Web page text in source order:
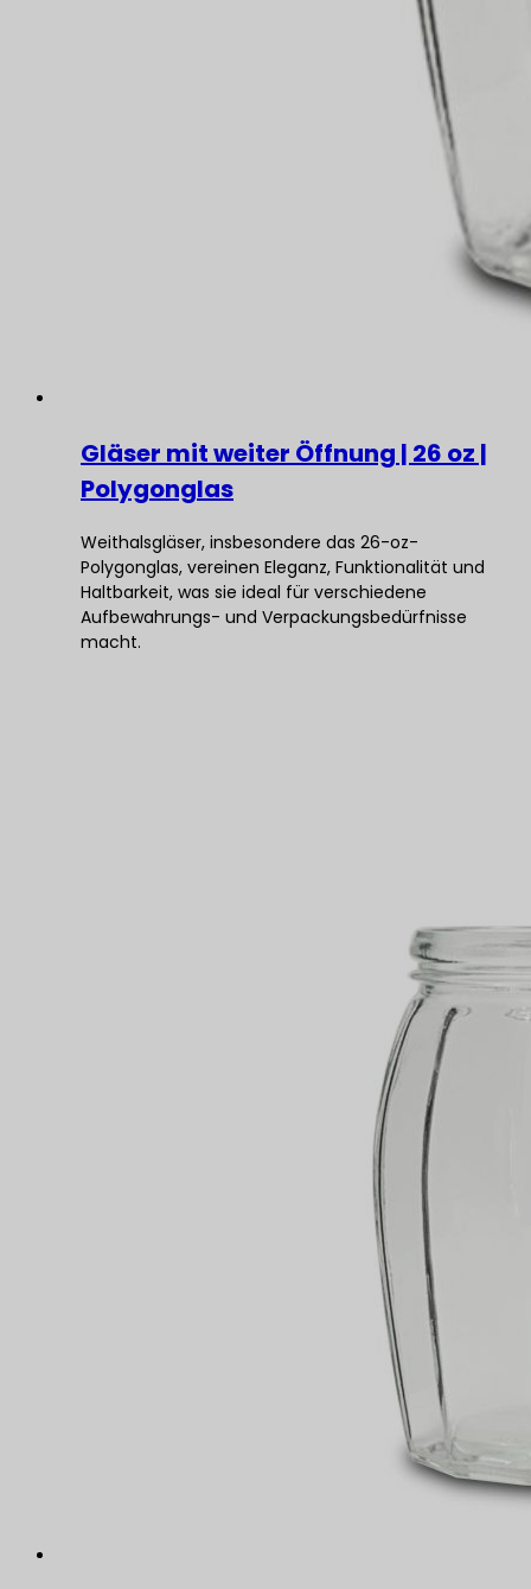
Gläser mit weiter Öffnung | 26 oz |
Polygonglas
Weithalsgläser, insbesondere das 26-oz-
Polygonglas, vereinen Eleganz, Funktionalität und
Haltbarkeit, was sie ideal für verschiedene
Aufbewahrungs- und Verpackungsbedürfnisse
macht.